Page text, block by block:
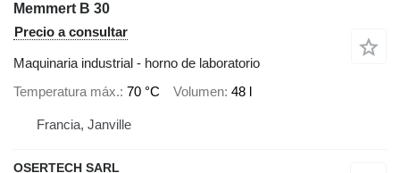
Memmert B 30
Precio a consultar
Maquinaria industrial - horno de laboratorio
Temperatura máx. 70 °C Volumen 48 l
Francia, Janville
OSERTECH SARL